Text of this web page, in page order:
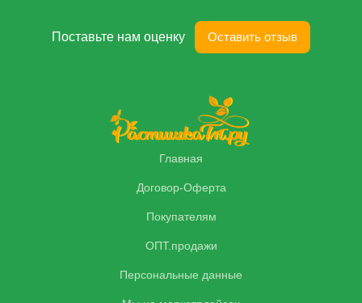
Поставьте нам оценку Оставить отзыв
Главная
Договор-Оферта
Покупателям
ОПТ.продажи
Персональные данные